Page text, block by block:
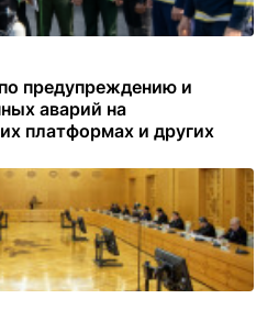
предупреждению и
аварий на
платформах и других
Каспийского моря